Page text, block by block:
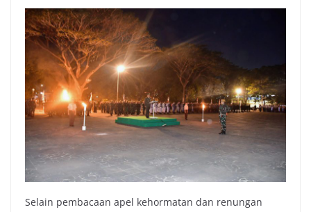
Selain pembacaan apel kehormatan dan renungan